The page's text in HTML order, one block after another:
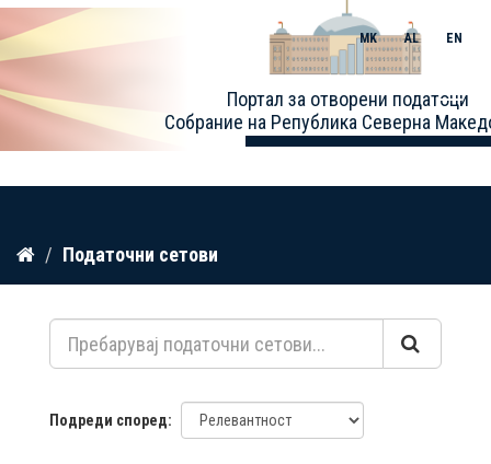
Прескокнете
содржина
Портал за отворени податоци
Собрание на Република Северна
MK AL EN
Toggle
Податочни сетови
Подреди според